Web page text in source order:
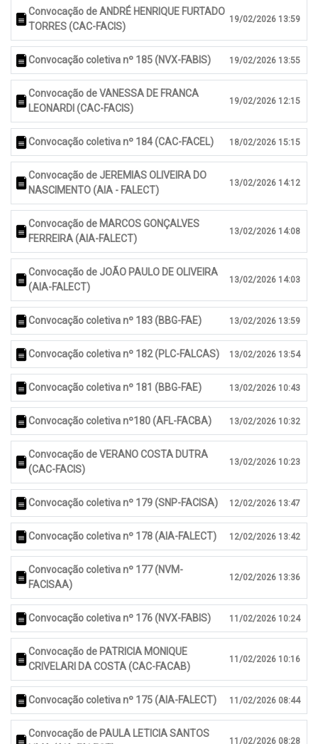
Convocação de ANDRÉ HENRIQUE FURTADO
TORRES (CAC-FACIS)
19/02/2026 13:59
Convocação coletiva nº 185 (NVX-FABIS) 19/02/2026 13:55
Convocação de VANESSA DE FRANCA
LEONARDI (CAC-FACIS)
19/02/2026 12:15
Convocação coletiva nº 184 (CAC-FACEL) 18/02/2026 15:15
Convocação de JEREMIAS OLIVEIRA DO
NASCIMENTO (AIA - FALECT)
13/02/2026 14:12
Convocação de MARCOS GONÇALVES
FERREIRA (AIA-FALECT)
13/02/2026 14:08
Convocação de JOÃO PAULO DE OLIVEIRA
(AIA-FALECT)
13/02/2026 14:03
Convocação coletiva nº 183 (BBG-FAE) 13/02/2026 13:59
Convocação coletiva nº 182 (PLC-FALCAS) 13/02/2026 13:54
Convocação coletiva nº 181 (BBG-FAE) 13/02/2026 10:43
Convocação coletiva nº180 (AFL-FACBA) 13/02/2026 10:32
Convocação de VERANO COSTA DUTRA
(CAC-FACIS)
13/02/2026 10:23
Convocação coletiva nº 179 (SNP-FACISA) 12/02/2026 13:47
Convocação coletiva nº 178 (AIA-FALECT) 12/02/2026 13:42
Convocação coletiva nº 177 (NVM-
FACISAA)
12/02/2026 13:36
Convocação coletiva nº 176 (NVX-FABIS) 11/02/2026 10:24
Convocação de PATRICIA MONIQUE
CRIVELARI DA COSTA (CAC-FACAB)
11/02/2026 10:16
Convocação coletiva nº 175 (AIA-FALECT) 11/02/2026 08:44
Convocação de PAULA LETICIA SANTOS
11/02/2026 08:28